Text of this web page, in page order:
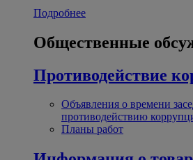
Подробнее
Общественные
Противодействие
Объявления о времени
противодействию
Планы работ